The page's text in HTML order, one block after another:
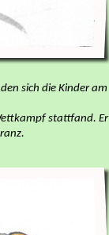
sich die Kinder am
stattfand. Er